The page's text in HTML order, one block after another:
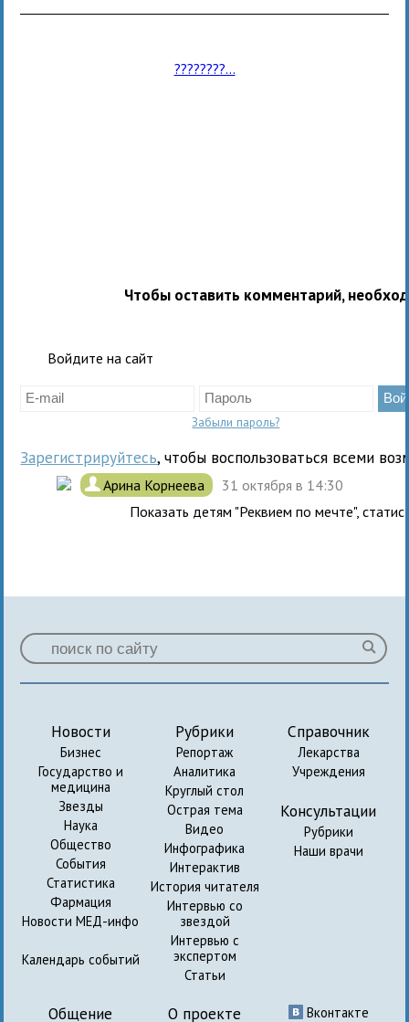
????????...
Чтобы оставить комментарий,
Войдите на сайт
Забыли пароль?
Зарегистрируйтесь, чтобы воспользоваться всеми
. Арина Корнеева
31 октября в 14:30
Показать детям "Реквием по мечте",
Новости
Бизнес
Государство и
медицина
Звезды
Наука
Общество
События
Статистика
Фармация
Новости МЕД-инфо
Календарь событий
Рубрики
Репортаж
Аналитика
Круглый стол
Острая тема
Видео
Инфографика
Интерактив
История читателя
Интервью со
звездой
Интервью с
экспертом
Статьи
Справочник
Лекарства
Учреждения
Консультации
Рубрики
Наши врачи
Общение О проекте Вконтакте